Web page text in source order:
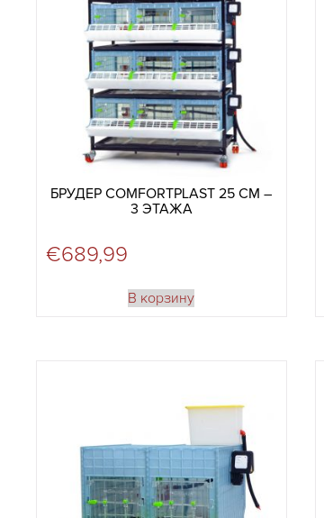
БРУДЕР COMFORTPLAST 25 СМ –
3 ЭТАЖА
€689,99
В корзину